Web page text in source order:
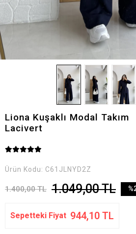
Liona Kuşaklı Modal Takım
Lacivert
Ürün Kodu: C61JLNYD2Z
1.400,00 TL 1.049,00 TL
Sepetteki Fiyat 944,10 TL